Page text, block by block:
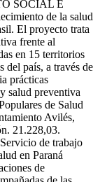
SOCIAL E
de la salud
El proyecto trata
frente al
en 15 territorios
del país, a través de
prácticas
salud preventiva
de Salud
Avilés,
21.228,03.
de trabajo
en Paraná
de